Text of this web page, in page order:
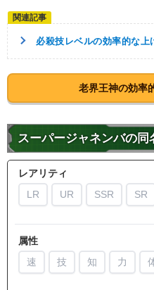
必殺技レベルの効率的な上
老界王神の効率
スーパージャネンバの同
レアリティ
LR
UR SSR SR
属性
速
技 知 力